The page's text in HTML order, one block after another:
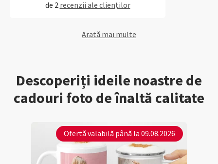
de 2 recenzii ale clienților
Arată mai multe
Descoperiți ideile noastre de
cadouri foto de înaltă calitate
Ofertă valabilă până la 09.08.2026